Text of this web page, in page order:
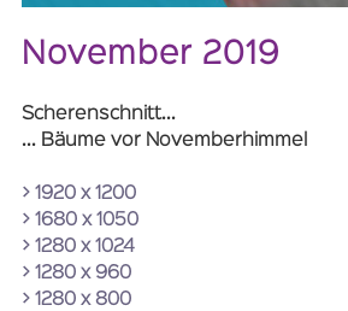
November 2019
Scherenschnitt...
... Bäume vor Novemberhimmel
> 1920 x 1200
> 1680 x 1050
> 1280 x 1024
> 1280 x 960
> 1280 x 800